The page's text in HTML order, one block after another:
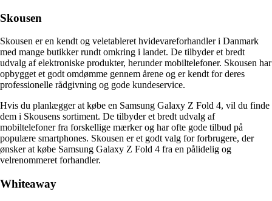
Skousen
Skousen er en kendt og veletableret hvidevareforhandler i Danmark
med mange butikker rundt omkring i landet. De tilbyder et bredt
udvalg af elektroniske produkter, herunder mobiltelefoner. Skousen har
opbygget et godt omdømme gennem årene og er kendt for deres
professionelle rådgivning og gode kundeservice.
Hvis du planlægger at købe en Samsung Galaxy Z Fold 4, vil du finde
dem i Skousens sortiment. De tilbyder et bredt udvalg af
mobiltelefoner fra forskellige mærker og har ofte gode tilbud på
populære smartphones. Skousen er et godt valg for forbrugere, der
ønsker at købe Samsung Galaxy Z Fold 4 fra en pålidelig og
velrenommeret forhandler.
Whiteaway